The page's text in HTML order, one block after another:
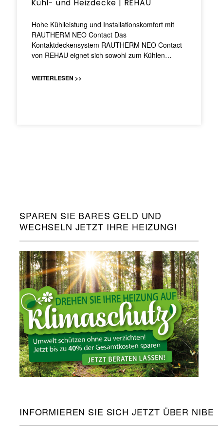
Kühl- und Heizdecke | REHAU
Hohe Kühlleistung und Installationskomfort mit
RAUTHERM NEO Contact Das
Kontaktdeckensystem RAUTHERM NEO Contact
von REHAU eignet sich sowohl zum Kühlen…
WEITERLESEN >>
SPAREN SIE BARES GELD UND
WECHSELN JETZT IHRE HEIZUNG!
INFORMIEREN SIE SICH JETZT ÜBER NIBE